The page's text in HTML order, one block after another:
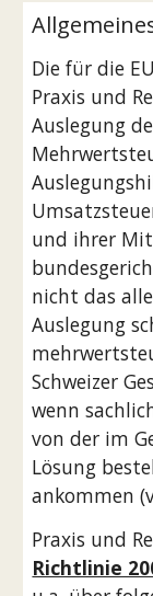
Die für die
Praxis und
Auslegung
und ihrer
nicht das
Auslegung
Schweizer
wenn
von der im
Lösung
ankommen
Richtlinie